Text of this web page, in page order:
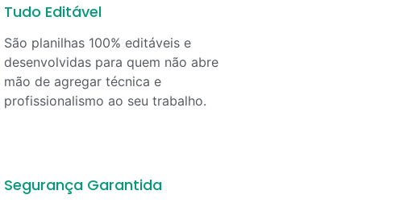
Tudo Editável
São planilhas 100% editáveis e
desenvolvidas para quem não abre
mão de agregar técnica e
profissionalismo ao seu trabalho.
Segurança Garantida